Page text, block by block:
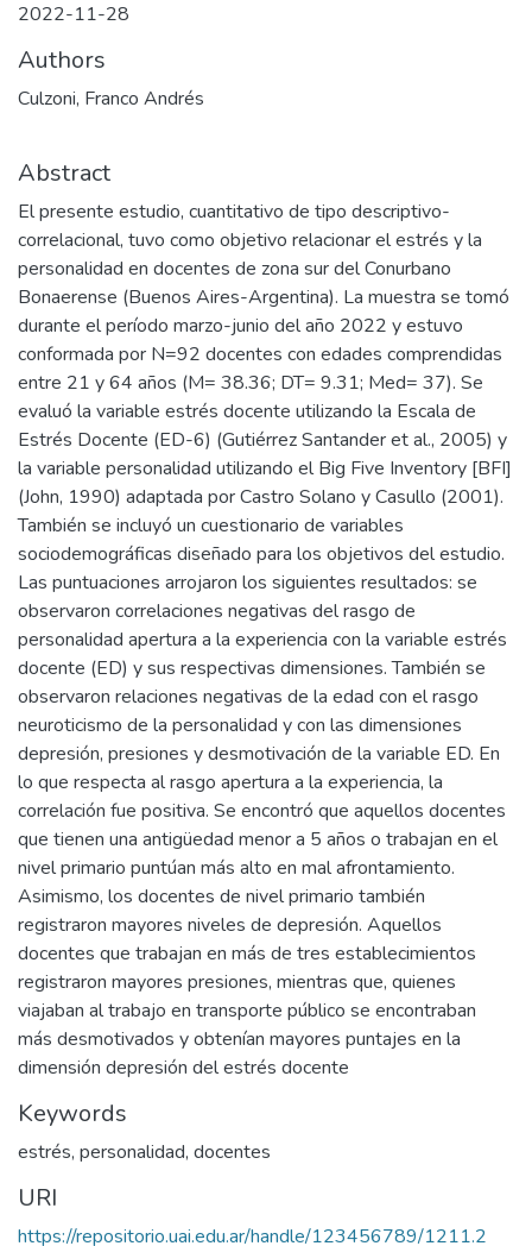
2022-11-28
Authors
Culzoni, Franco Andrés
Abstract
El presente estudio, cuantitativo de tipo descriptivo-
correlacional, tuvo como objetivo relacionar el estrés y la
personalidad en docentes de zona sur del Conurbano
Bonaerense (Buenos Aires-Argentina). La muestra se tomó
durante el período marzo-junio del año 2022 y estuvo
conformada por N=92 docentes con edades comprendidas
entre 21 y 64 años (M= 38.36; DT= 9.31; Med= 37). Se
evaluó la variable estrés docente utilizando la Escala de
Estrés Docente (ED-6) (Gutiérrez Santander et al., 2005) y
la variable personalidad utilizando el Big Five Inventory [BFI]
(John, 1990) adaptada por Castro Solano y Casullo (2001).
También se incluyó un cuestionario de variables
sociodemográficas diseñado para los objetivos del estudio.
Las puntuaciones arrojaron los siguientes resultados: se
observaron correlaciones negativas del rasgo de
personalidad apertura a la experiencia con la variable estrés
docente (ED) y sus respectivas dimensiones. También se
observaron relaciones negativas de la edad con el rasgo
neuroticismo de la personalidad y con las dimensiones
depresión, presiones y desmotivación de la variable ED. En
lo que respecta al rasgo apertura a la experiencia, la
correlación fue positiva. Se encontró que aquellos docentes
que tienen una antigüedad menor a 5 años o trabajan en el
nivel primario puntúan más alto en mal afrontamiento.
Asimismo, los docentes de nivel primario también
registraron mayores niveles de depresión. Aquellos
docentes que trabajan en más de tres establecimientos
registraron mayores presiones, mientras que, quienes
viajaban al trabajo en transporte público se encontraban
más desmotivados y obtenían mayores puntajes en la
dimensión depresión del estrés docente
Keywords
estrés, personalidad, docentes
URI
https://repositorio.uai.edu.ar/handle/123456789/1211.2